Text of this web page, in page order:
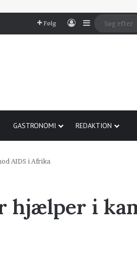
Følg Log InSidebar
GASTRONOMI REDAKTION
AIDS i Afrika
hjælper i